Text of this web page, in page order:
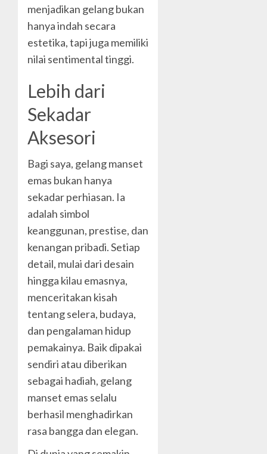
menjadikan gelang bukan
hanya indah secara
estetika, tapi juga memiliki
nilai sentimental tinggi.
Lebih dari
Sekadar
Aksesori
Bagi saya, gelang manset
emas bukan hanya
sekadar perhiasan. Ia
adalah simbol
keanggunan, prestise, dan
kenangan pribadi. Setiap
detail, mulai dari desain
hingga kilau emasnya,
menceritakan kisah
tentang selera, budaya,
dan pengalaman hidup
pemakainya. Baik dipakai
sendiri atau diberikan
sebagai hadiah, gelang
manset emas selalu
berhasil menghadirkan
rasa bangga dan elegan.